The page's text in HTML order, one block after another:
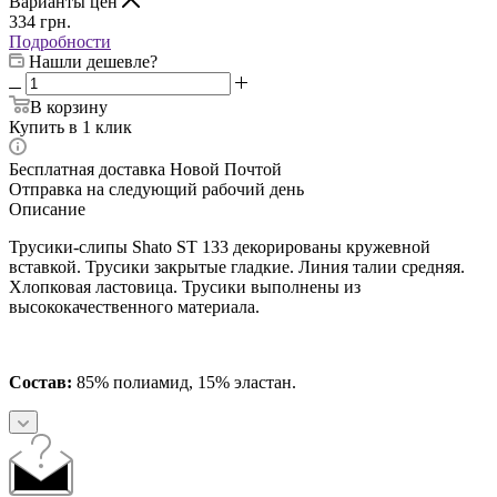
334 грн.
Подробности
Нашли дешевле?
В корзину
Купить в 1 клик
Бесплатная доставка Новой Почтой
Отправка на следующий рабочий день
Описание
Трусики-слипы Shato ST 133 декорированы кружевной
вставкой. Трусики закрытые гладкие. Линия талии средняя.
Хлопковая ластовица. Трусики выполнены из
высококачественного материала.
Состав: 85% полиамид, 15% эластан.